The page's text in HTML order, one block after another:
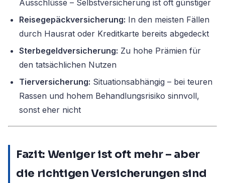
Ausschlüsse – Selbstversicherung ist oft günstiger
Reisegepäckversicherung: In den meisten Fällen
durch Hausrat oder Kreditkarte bereits abgedeckt
Sterbegeldversicherung: Zu hohe Prämien für
den tatsächlichen Nutzen
Tierversicherung: Situationsabhängig – bei teuren
Rassen und hohem Behandlungsrisiko sinnvoll,
sonst eher nicht
Fazit: Weniger ist oft mehr – aber
die richtigen Versicherungen sind